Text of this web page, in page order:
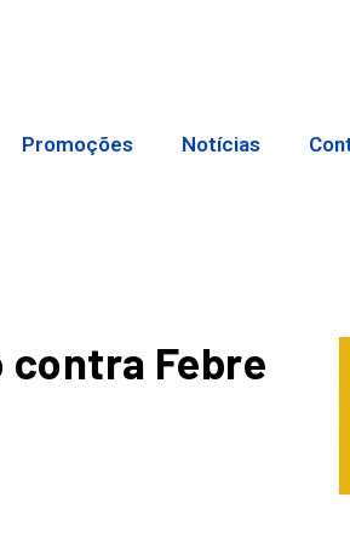
Promoções Notícias
contra Febre